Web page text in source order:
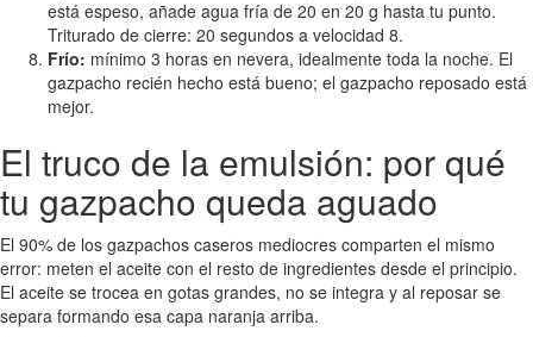
está espeso, añade agua fría de 20 en 20 g hasta tu punto.
Triturado de cierre: 20 segundos a velocidad 8.
Frío: mínimo 3 horas en nevera, idealmente toda la noche. El
gazpacho recién hecho está bueno; el gazpacho reposado está
mejor.
El truco de la emulsión: por qué
tu gazpacho queda aguado
El 90% de los gazpachos caseros mediocres comparten el mismo
error: meten el aceite con el resto de ingredientes desde el principio.
El aceite se trocea en gotas grandes, no se integra y al reposar se
separa formando esa capa naranja arriba.